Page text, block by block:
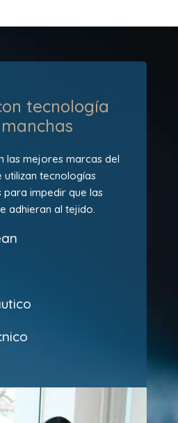
tecnología
las mejores marcas del
utilizan tecnologías
para impedir que las
adhieran al tejido.